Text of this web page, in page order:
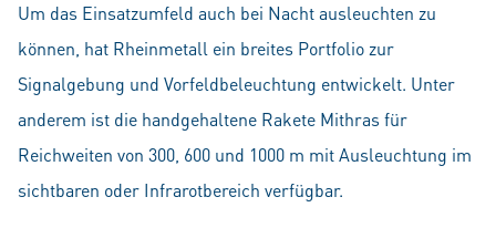
Um das Einsatzumfeld auch bei Nacht ausleuchten zu
können, hat Rheinmetall ein breites Portfolio zur
Signalgebung und Vorfeldbeleuchtung entwickelt. Unter
anderem ist die handgehaltene Rakete Mithras für
Reichweiten von 300, 600 und 1000 m mit Ausleuchtung im
sichtbaren oder Infrarotbereich verfügbar.